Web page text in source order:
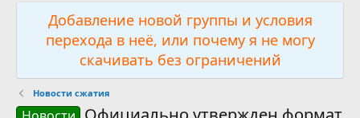
Добавление новой группы и условия
перехода в неё, или почему я не могу
скачивать без ограничений
Новости сжатия